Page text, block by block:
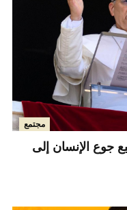
مجتمع
جوع الإنسان إلى